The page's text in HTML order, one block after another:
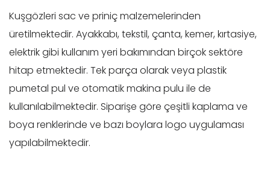
Kuşgözleri sac ve priniç malzemelerinden
üretilmektedir. Ayakkabı, tekstil, çanta, kemer, kırtasiye,
elektrik gibi kullanım yeri bakımından birçok sektöre
hitap etmektedir. Tek parça olarak veya plastik
pumetal pul ve otomatik makina pulu ile de
kullanılabilmektedir. Siparişe göre çeşitli kaplama ve
boya renklerinde ve bazı boylara logo uygulaması
yapılabilmektedir.